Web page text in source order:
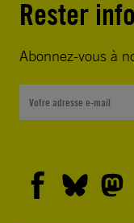
Rester
Abonnez-vous à